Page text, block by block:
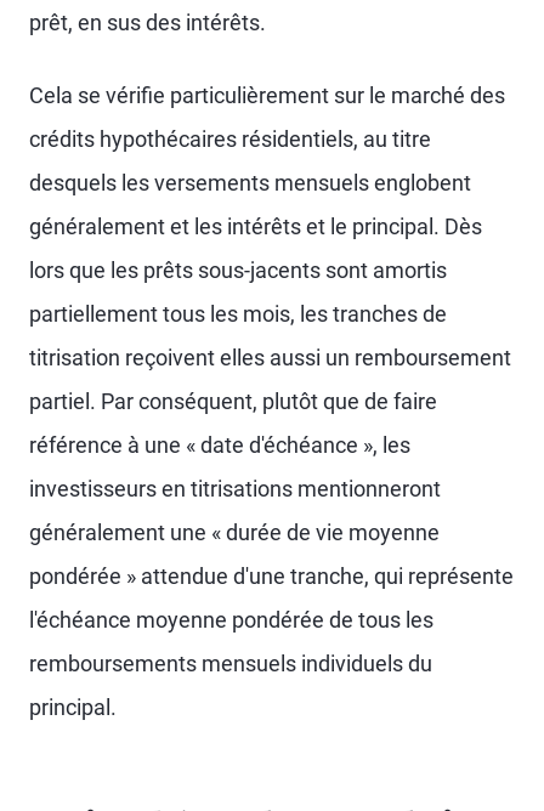
prêt, en sus des intérêts.
Cela se vérifie particulièrement sur le marché des
crédits hypothécaires résidentiels, au titre
desquels les versements mensuels englobent
généralement et les intérêts et le principal. Dès
lors que les prêts sous-jacents sont amortis
partiellement tous les mois, les tranches de
titrisation reçoivent elles aussi un remboursement
partiel. Par conséquent, plutôt que de faire
référence à une « date d'échéance », les
investisseurs en titrisations mentionneront
généralement une « durée de vie moyenne
pondérée » attendue d'une tranche, qui représente
l'échéance moyenne pondérée de tous les
remboursements mensuels individuels du
principal.